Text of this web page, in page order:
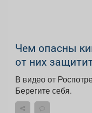
Чем опасны
от них
В видео от
Берегите себя.